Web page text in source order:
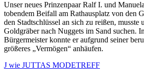
Unser neues Prinzenpaar Ralf I. und
tobendem Beifall am Rathausplatz von den
den Stadtschlüssel an sich zu reißen, musste
Goldgräber nach Nuggets im Sand suchen.
Bürgermeister konnte er aufgrund seiner
größeres „Vermögen“ anhäufen.
J wie JUTTAS MODETREFF